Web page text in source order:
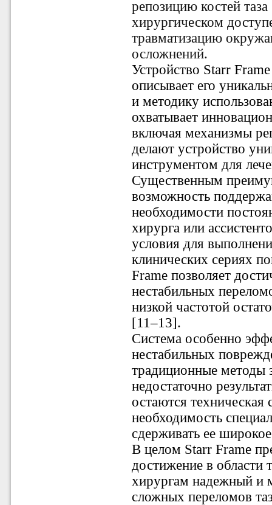
репозицию костей
хирургическом
травматизацию
осложнений.
Устройство Starr
описывает его
и методику
охватывает
включая механизмы
делают устройство
инструментом для
Существенным
возможность
необходимости
хирурга или
условия для
клинических сериях
Frame позволяет
нестабильных
низкой частотой
[11–13].
Система особенно
нестабильных
традиционные методы
недостаточно
остаются
необходимость
сдерживать ее
В целом Starr Frame
достижение в области
хирургам надежный и
сложных переломов